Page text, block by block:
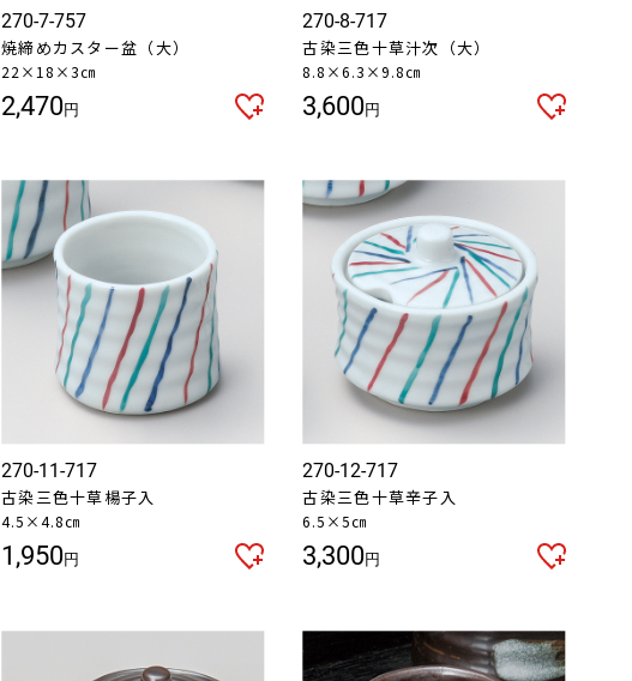
270-7-757
焼締めカスター盆（大）
22×18×3㎝
2,470円
270-8-717
古染三色十草汁次（大）
8.8×6.3×9.8㎝
3,600円
270-11-717
古染三色十草楊子入
4.5×4.8㎝
1,950円
270-12-717
古染三色十草辛子入
6.5×5㎝
3,300円